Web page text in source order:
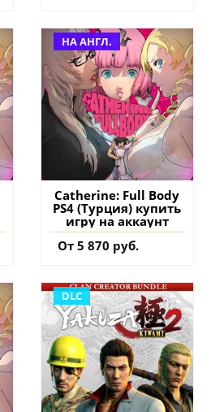
НА АНГЛ.
Catherine: Full Body
PS4 (Турция) купить
игру на аккаунт
От 5 870 руб.
DLC